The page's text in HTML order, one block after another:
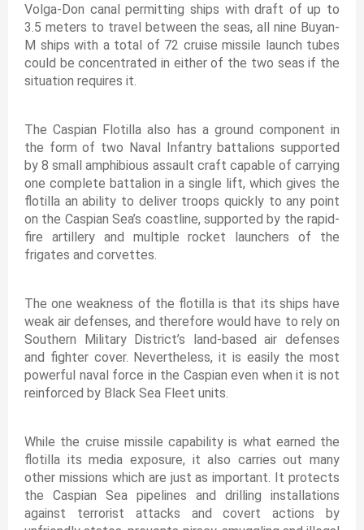
Volga-Don canal permitting ships with draft of up to
3.5 meters to travel between the seas, all nine Buyan-
M ships with a total of 72 cruise missile launch tubes
could be concentrated in either of the two seas if the
situation requires it.
The Caspian Flotilla also has a ground component in
the form of two Naval Infantry battalions supported
by 8 small amphibious assault craft capable of carrying
one complete battalion in a single lift, which gives the
flotilla an ability to deliver troops quickly to any point
on the Caspian Sea’s coastline, supported by the rapid-
fire artillery and multiple rocket launchers of the
frigates and corvettes.
The one weakness of the flotilla is that its ships have
weak air defenses, and therefore would have to rely on
Southern Military District’s land-based air defenses
and fighter cover. Nevertheless, it is easily the most
powerful naval force in the Caspian even when it is not
reinforced by Black Sea Fleet units.
While the cruise missile capability is what earned the
flotilla its media exposure, it also carries out many
other missions which are just as important. It protects
the Caspian Sea pipelines and drilling installations
against terrorist attacks and covert actions by